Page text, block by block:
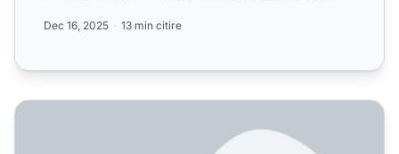
Dec 16, 2025 13 min citire
Optimizarea conținutului pentru rezumare AI: structură,